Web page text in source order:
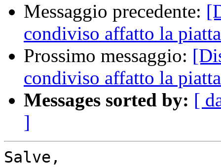
Messaggio precedente:
condiviso affatto la
Prossimo messaggio:
condiviso affatto la
Messages sorted by: [
]
Salve,